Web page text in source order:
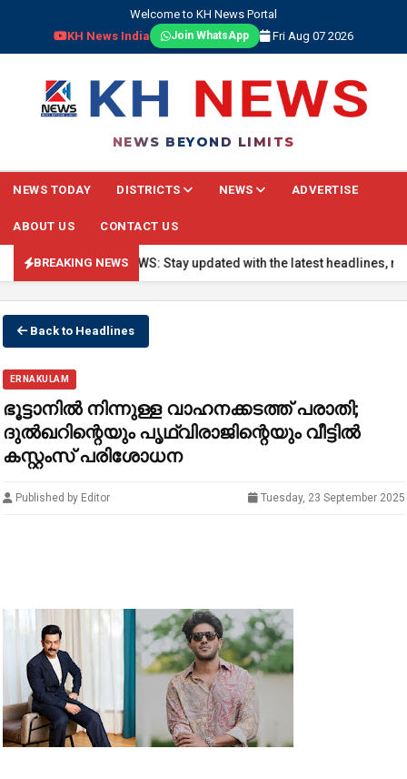
Welcome to KH News Portal
KH News India
Join WhatsApp Fri Aug 07 2026
NEWS BEYOND LIMITS
NEWS TODAY DISTRICTS NEWS ADVERTISE
ABOUT US CONTACT US
BREAKING NEWS
🔴 BREAKING NEWS: Stay updated with the latest headlines,
Back to Headlines
ERNAKULAM
ഭൂട്ടാനിൽ നിന്നുള്ള വാഹനക്കടത്ത് പരാതി;
ദുൽഖറിന്റെയും പൃഥ്വിരാജിന്റെയും വീട്ടിൽ
കസ്റ്റംസ് പരിശോധന
Published by Editor Tuesday, 23 September 2025